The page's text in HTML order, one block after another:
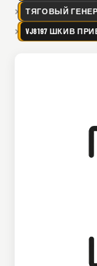
ТЯГОВЫЙ
VJ8197 ШКИВ